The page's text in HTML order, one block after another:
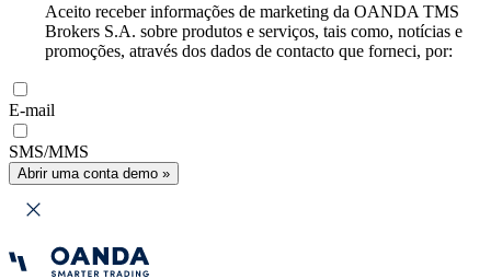
Aceito receber informações de marketing da OANDA TMS
Brokers S.A. sobre produtos e serviços, tais como, notícias e
promoções, através dos dados de contacto que forneci, por:
E-mail
SMS/MMS
Abrir uma conta demo »